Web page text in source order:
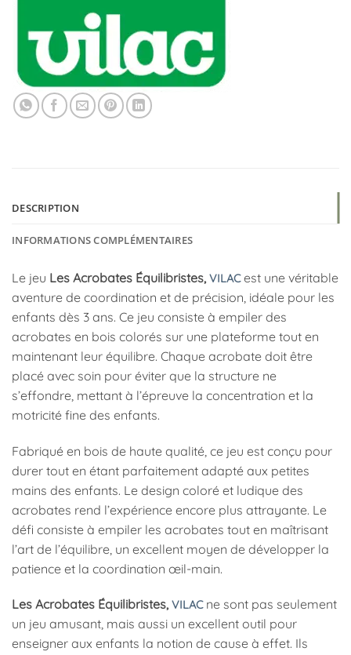
DESCRIPTION
INFORMATIONS COMPLÉMENTAIRES
Le jeu Les Acrobates Équilibristes, VILACest une véritable
aventure de coordination et de précision, idéale pour les
enfants dès 3 ans. Ce jeu consiste à empiler des
acrobates en bois colorés sur une plateforme tout en
maintenant leur équilibre. Chaque acrobate doit être
placé avec soin pour éviter que la structure ne
s’effondre, mettant à l’épreuve la concentration et la
motricité fine des enfants.
Fabriqué en bois de haute qualité, ce jeu est conçu pour
durer tout en étant parfaitement adapté aux petites
mains des enfants. Le design coloré et ludique des
acrobates rend l’expérience encore plus attrayante. Le
défi consiste à empiler les acrobates tout en maîtrisant
l’art de l’équilibre, un excellent moyen de développer la
patience et la coordination œil-main.
Les Acrobates Équilibristes,VILACne sont pas seulement
un jeu amusant, mais aussi un excellent outil pour
enseigner aux enfants la notion de cause à effet. Ils